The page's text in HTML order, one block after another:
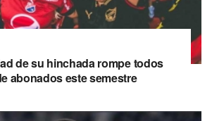
de su hinchada rompe todos
abonados este semestre